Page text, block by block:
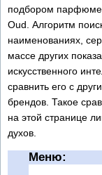
подбором
Oud. Алгоритм
наименованиях,
массе других
искусственного
сравнить его с
брендов. Такое
на этой странице
духов.
Меню: